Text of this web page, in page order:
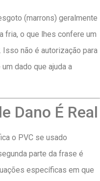
(marrons) geralmente
fria, o que lhes confere um
não é autorização para
dado que ajuda a
Dano É Real
o PVC se usado
parte da frase é
específicas em que